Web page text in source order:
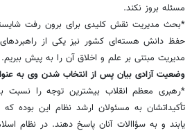
مسئله بروز نکند.
*بحث مدیریت نقش کلیدی برای برون رفت
حفظ دانش هسته‌ای کشور نیز یکی از
مدیریت مبتنی بر علم و اخلاق آن را به پیش ببریم.
وضعیت آزادی بیان پس از انتخاب شدن وی به
*رهبری معظم انقلاب بیشترین توجه را نسبت
تأکیداتشان به مسئولان ارشد نظام این بوده
یابند و به سؤاالات آنان پاسخ دهند. در نظام